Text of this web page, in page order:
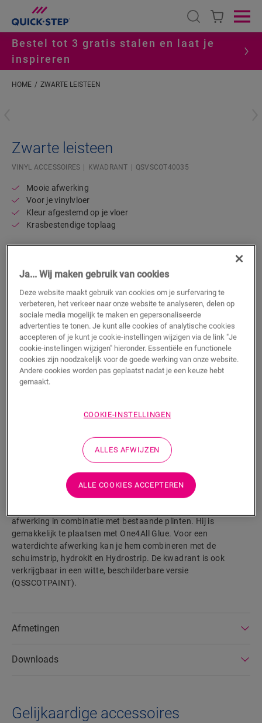
Open search
Bestel tot 3 gratis stalen en laat je
inspireren
HOME ZWARTE LEISTEEN
Zwarte leisteen
VINYL ACCESSOIRES KWADRANT QSVSCOT40035
Mooie afwerking
Voor je vinylvloer
Kleur afgestemd op je vloer
Krasbestendige toplaag
3,90
TOEVOEGEN AAN WINKELMANDJE
Wil je dit accessoire graag in het echt zien?
Productkenmerken
Dit kwadrant is een discrete plint die perfect past bij de kleur
afwerking in combinatie met bestaande plinten. Hij is
gemakkelijk te plaatsen met One4All Glue. Voor een
waterdichte afwerking kan je hem combineren met de
schuimstrip, hydrokit en Hydrostrip. De kwadrant is ook
verkrijgbaar in een witte, beschilderbare versie
(QSSCOTPAINT).
Afmetingen
Downloads
Gelijkaardige accessoires
Ja... Wij maken gebruik van cookies
Deze website maakt gebruik van cookies om je surfervaring te
verbeteren, het verkeer naar onze website te analyseren, delen op
sociale media mogelijk te maken en gepersonaliseerde
advertenties te tonen. Je kunt alle cookies of analytische cookies
accepteren of je kunt je cookie-instellingen wijzigen via de link "Je
cookie-instellingen wijzigen" hieronder. Essentiële en functionele
cookies zijn noodzakelijk voor de goede werking van onze website.
Andere cookies worden pas geplaatst nadat je een keuze hebt
gemaakt.
COOKIE-INSTELLINGEN
ALLES AFWIJZEN
ALLE COOKIES ACCEPTEREN